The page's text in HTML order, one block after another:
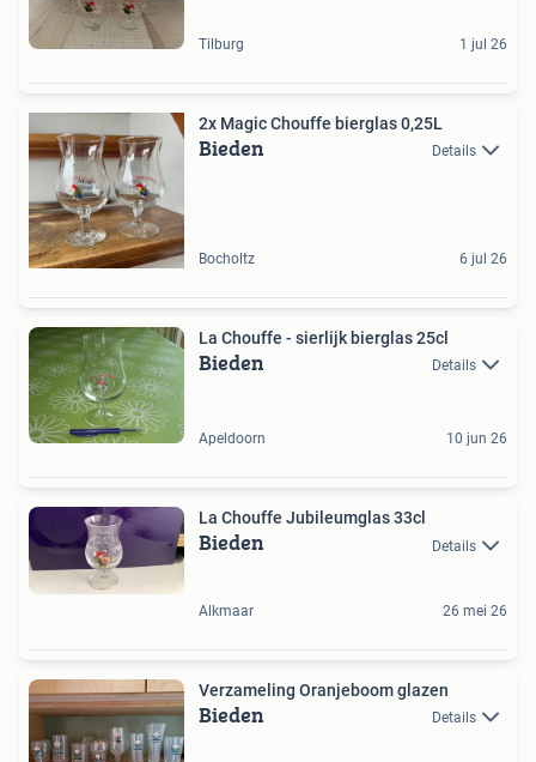
Tilburg 1 jul 26
2x Magic Chouffe bierglas 0,25L
Bieden Details
Bocholtz 6 jul 26
La Chouffe - sierlijk bierglas 25cl
Bieden Details
Apeldoorn 10 jun 26
La Chouffe Jubileumglas 33cl
Bieden Details
Alkmaar 26 mei 26
Verzameling Oranjeboom glazen
Bieden Details